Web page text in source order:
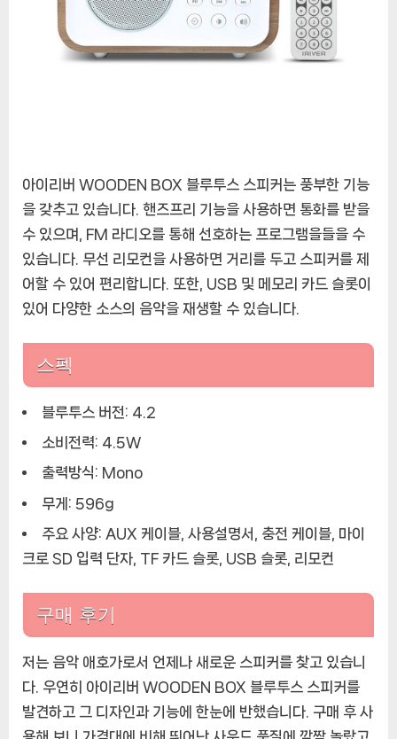
아이리버 WOODEN BOX 블루투스 스피커는 풍부한 기능
을 갖추고 있습니다. 핸즈프리 기능을 사용하면 통화를 받을
수 있으며, FM 라디오를 통해 선호하는 프로그램을들을 수
있습니다. 무선 리모컨을 사용하면 거리를 두고 스피커를 제
어할 수 있어 편리합니다. 또한, USB 및 메모리 카드 슬롯이
있어 다양한 소스의 음악을 재생할 수 있습니다.
스펙
블루투스 버전: 4.2
소비전력: 4.5W
출력방식: Mono
무게: 596g
주요 사양: AUX 케이블, 사용설명서, 충전 케이블, 마이
크로 SD 입력 단자, TF 카드 슬롯, USB 슬롯, 리모컨
구매 후기
저는 음악 애호가로서 언제나 새로운 스피커를 찾고 있습니
다. 우연히 아이리버 WOODEN BOX 블루투스 스피커를
발견하고 그 디자인과 기능에 한눈에 반했습니다. 구매 후 사